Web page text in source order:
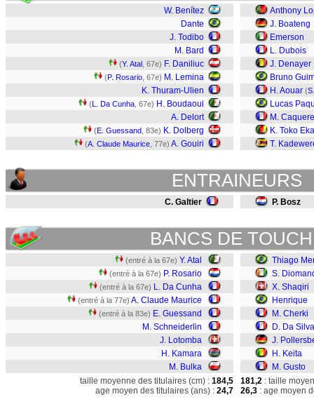
W. Benítez
Dante
J. Todibo
M. Bard
(Y. Atal , 67e) F. Daniliuc
(P. Rosario , 67e) M. Lemina
K. Thuram-Ulien
(L. Da Cunha , 67e) H. Boudaoui
A. Delort
(E. Guessand , 83e) K. Dolberg
(A. Claude Maurice , 77e) A. Gouiri
Anthony
J. Boateng
Emerson
L. Dubois
J. Denayer
Bruno
H. Aouar (
Lucas
M.
K. Toko
T.
ENTRAINEURS
C. Galtier P. Bosz
BANCS DE
(entré à la 67e) Y. Atal
(entré à la 67e) P. Rosario
(entré à la 67e) L. Da Cunha
(entré à la 77e) A. Claude Maurice
(entré à la 83e) E. Guessand
M. Schneiderlin
J. Lotomba
H. Kamara
M. Bulka
Thiago
S.
X. Shaqiri
Henrique
M. Cherki
D. Da Silva
J.
H. Keita
M. Gusto
taille moyenne des titulaires (cm) : 184,5
age moyen des titulaires (ans) : 24,7
181,2 : taille
26,3 : age moyen